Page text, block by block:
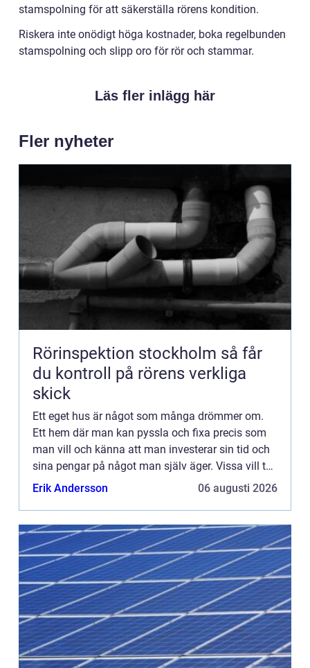
stamspolning för att säkerställa rörens kondition.
Riskera inte onödigt höga kostnader, boka regelbunden
stamspolning och slipp oro för rör och stammar.
Läs fler inlägg här
Fler nyheter
Rörinspektion stockholm så får
du kontroll på rörens verkliga
skick
Ett eget hus är något som många drömmer om.
Ett hem där man kan pyssla och fixa precis som
man vill och känna att man investerar sin tid och
sina pengar på något man själv äger. Vissa vill ta
det ännu längre och investera i en hel fastighet.
Erik Andersson 06 augusti 2026